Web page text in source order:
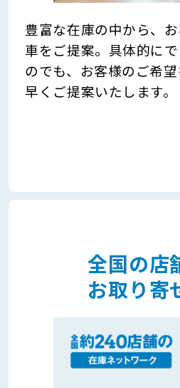
豊富な在庫の中から、
車をご提案。具体的に
のでも、お客様のご希
早くご提案いたします。
全国の店
お取り寄